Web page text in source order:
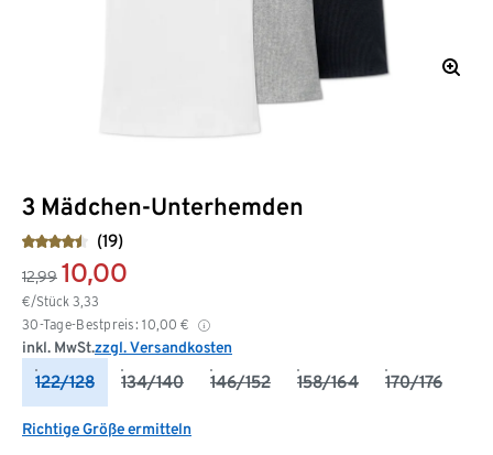
3 Mädchen-Unterhemden
(19)
12,99 10,00
€/Stück 3,33
30-Tage-Bestpreis: 10,00 €
inkl. MwSt.zzgl. Versandkosten
122/128 134/140 146/152 158/164 170/176
Richtige Größe ermitteln